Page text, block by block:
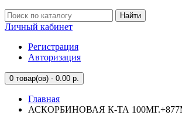
Найти
Личный кабинет
Регистрация
Авторизация
0 товар(ов) - 0.00 р.
Главная
АСКОРБИНОВАЯ К-ТА